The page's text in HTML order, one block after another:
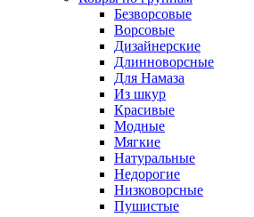
Безворсовые
Ворсовые
Дизайнерские
Длинноворсные
Для Намаза
Из шкур
Красивые
Модные
Мягкие
Натуральные
Недорогие
Низковорсные
Пушистые